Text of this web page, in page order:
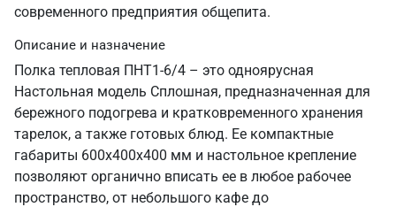
современного предприятия общепита.
Описание и назначение
Полка тепловая ПНТ1-6/4 – это одноярусная
Настольная модель Сплошная, предназначенная для
бережного подогрева и кратковременного хранения
тарелок, а также готовых блюд. Ее компактные
габариты 600х400х400 мм и настольное крепление
позволяют органично вписать ее в любое рабочее
пространство, от небольшого кафе до